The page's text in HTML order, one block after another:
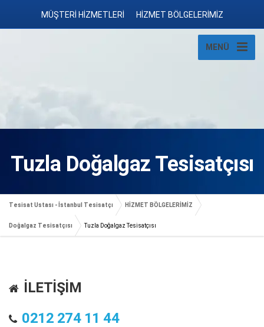
MÜŞTERİ HİZMETLERİ HİZMET BÖLGELERİMİZ
MENÜ
Tuzla Doğalgaz Tesisatçısı
Tesisat Ustası - İstanbul Tesisatçı HİZMET BÖLGELERİMİZ
Doğalgaz Tesisatçısı Tuzla Doğalgaz Tesisatçısı
İLETİŞİM
0212 274 11 44